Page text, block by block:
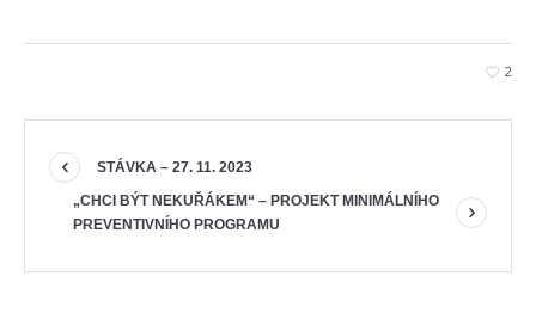
2
STÁVKA – 27. 11. 2023
„CHCI BÝT NEKUŘÁKEM“ – PROJEKT MINIMÁLNÍHO
PREVENTIVNÍHO PROGRAMU